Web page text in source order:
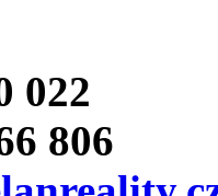
022
806